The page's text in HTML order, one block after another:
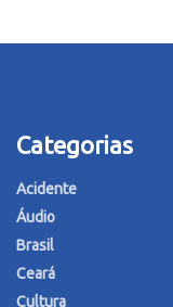
Categorias
Acidente
Áudio
Brasil
Ceará
Cultura